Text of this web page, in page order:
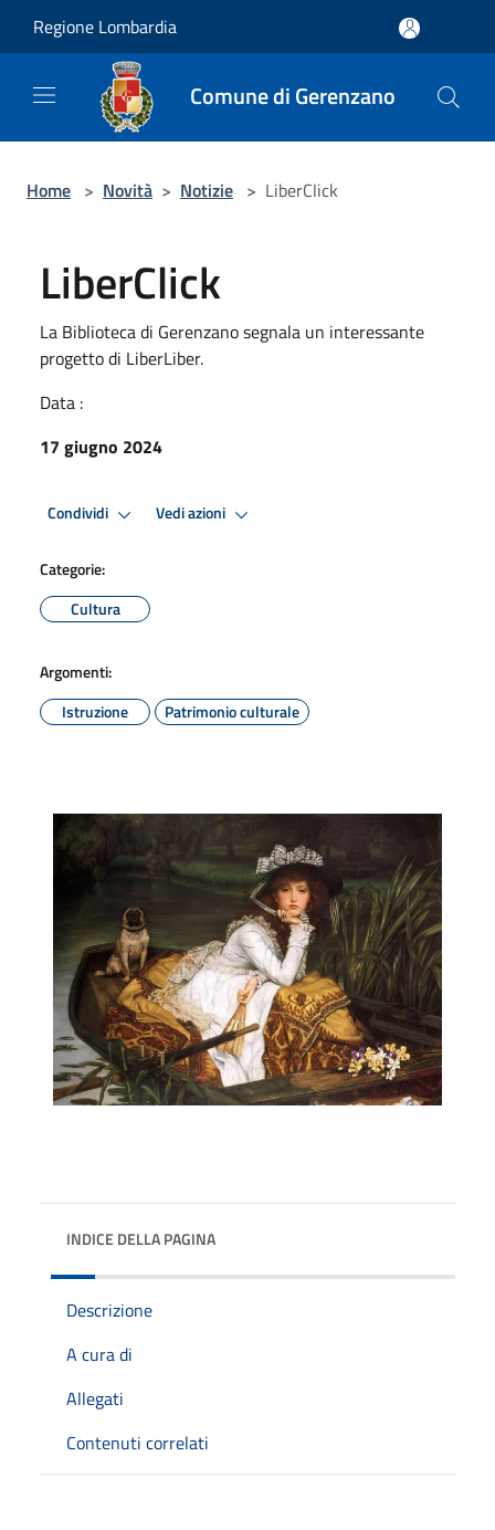
Regione Lombardia
Comune di Gerenzano
Home > Novità > Notizie > LiberClick
LiberClick
La Biblioteca di Gerenzano segnala un interessante
progetto di LiberLiber.
Data :
17 giugno 2024
Condividi Vedi azioni
Categorie:
Cultura
Argomenti:
Istruzione
Patrimonio culturale
INDICE DELLA PAGINA
Descrizione
A cura di
Allegati
Contenuti correlati